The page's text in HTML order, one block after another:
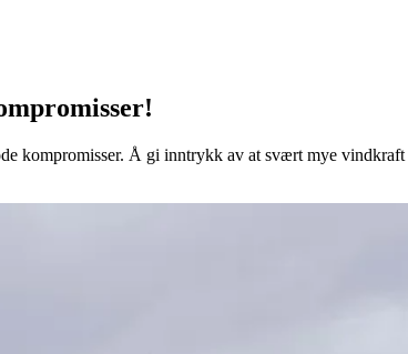
kompromisser. Å gi inntrykk av at svært mye